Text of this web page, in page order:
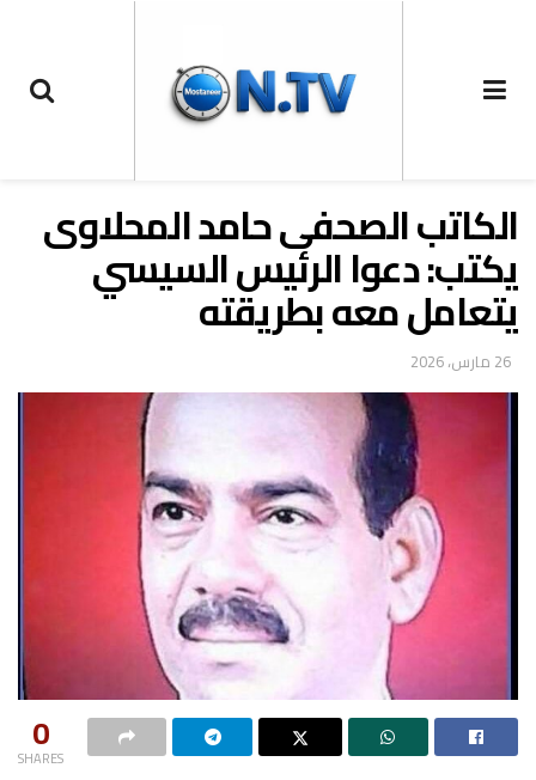
الكاتب الصحفى حامد المحلاوى
يكتب: دعوا الرئيس السيسي
يتعامل معه بطريقته
26 مارس، 2026
0
SHARES